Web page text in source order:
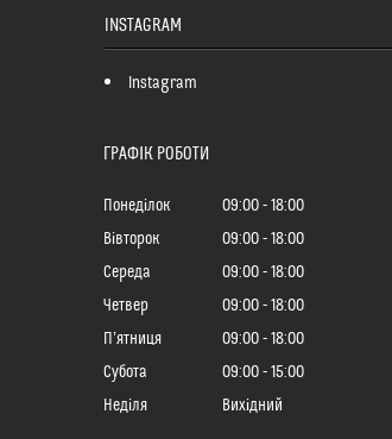
INSTAGRAM
Instagram
ГРАФІК РОБОТИ
Понеділок 09:00
18:00
Вівторок
09:00
18:00
Середа
09:00
18:00
Четвер
09:00
18:00
Пʼятниця
09:00
18:00
Субота
09:00
15:00
Неділя
Вихідний